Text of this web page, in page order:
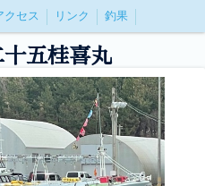
クセス リンク 釣果
五桂喜丸